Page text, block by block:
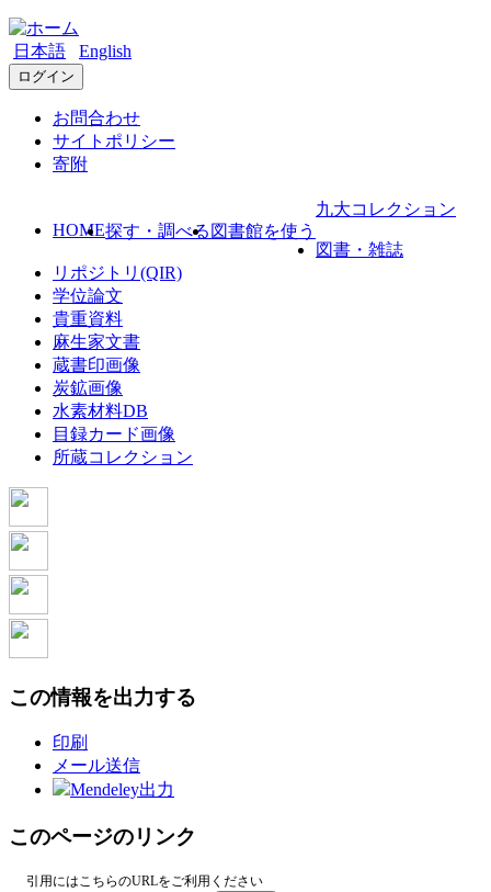
日本語 English
ログイン
お問合わせ
サイトポリシー
寄附
HOME探す・調べる 図書館を使う
九大コレクション
図書・雑誌
リポジトリ(QIR)
学位論文
貴重資料
麻生家文書
蔵書印画像
炭鉱画像
水素材料DB
目録カード画像
所蔵コレクション
この情報を出力する
印刷
メール送信
Mendeley出力
このページのリンク
引用にはこちらのURLをご利用ください